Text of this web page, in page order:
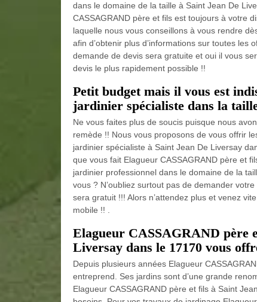
dans le domaine de la taille à Saint Jean De
CASSAGRAND père et fils est toujours à votre
laquelle nous vous conseillons à vous rendre
afin d’obtenir plus d’informations sur toutes
demande de devis sera gratuite et oui il vous
devis le plus rapidement possible !!
Petit budget mais il vous est
jardinier spécialiste dans la
Ne vous faites plus de soucis puisque nous
remède !! Nous vous proposons de vous offrir
jardinier spécialiste à Saint Jean De Liversay
que vous fait Elagueur CASSAGRAND père et
jardinier professionnel dans le domaine de la
vous ? N’oubliez surtout pas de demander
sera gratuit !!! Alors n’attendez plus et venez
mobile !! .
Elagueur CASSAGRAND père
Liversay dans le 17170 vous
Depuis plusieurs années Elagueur
entreprend. Ses jardins sont d’une grande
Elagueur CASSAGRAND père et fils à Saint